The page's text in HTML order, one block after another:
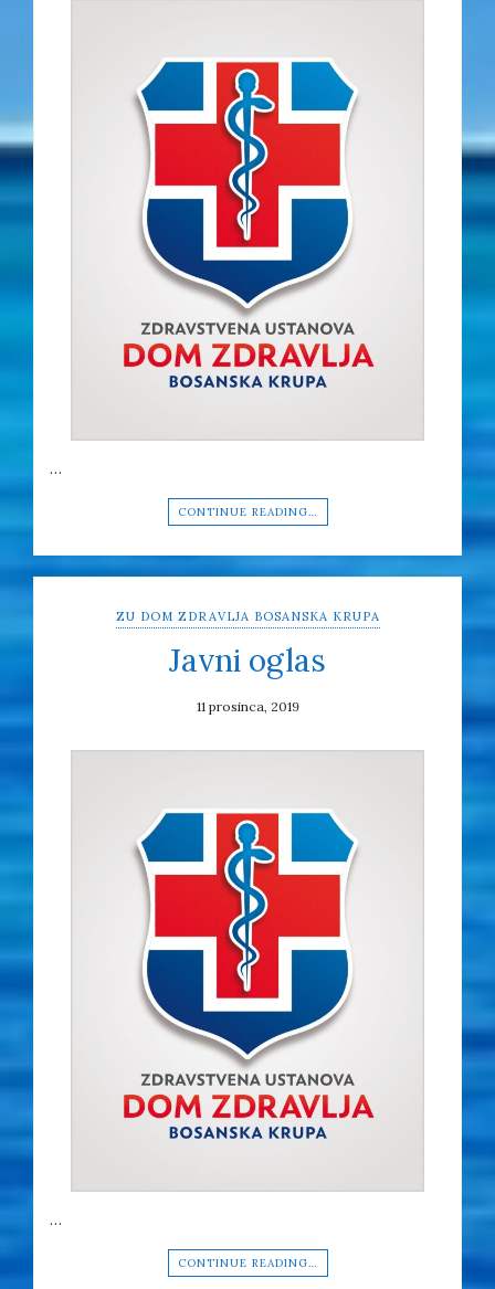
…
CONTINUE READING…
ZU DOM ZDRAVLJA BOSANSKA KRUPA
Javni oglas
11 prosinca, 2019
…
CONTINUE READING…